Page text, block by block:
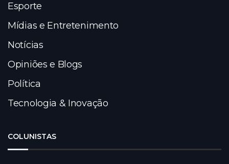
Esporte
Mídias e Entretenimento
Notícias
Opiniões e Blogs
Política
Tecnologia & Inovação
COLUNISTAS